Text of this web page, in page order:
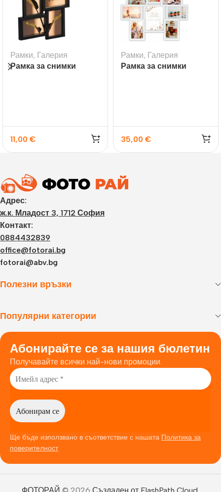
Рамки, Галерия
Рамка за снимки
11,00 €
Рамки, Галерия
Рамка за снимки
35,00 €
Адрес:
ж.к. Младост 3, 1712 София
Контакт:
0884432839
office@fotorai.bg
fotorai@abv.bg
Полезни връзки
Популярни категории
Абонирайте се за нашия бюлетин
Получавайте всички най-нови промоции.
Ще бъде използвано в съответствие с нашата Политика за
поверителност